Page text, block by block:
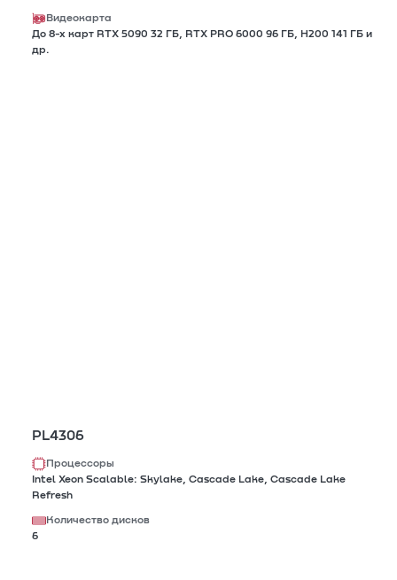
Видеокарта
До 8-х карт RTX 5090 32 ГБ, RTX PRO 6000 96 ГБ, H200 141 ГБ и
др.
PL4306
Процессоры
Intel Xeon Scalable: Skylake, Cascade Lake, Cascade Lake
Refresh
Количество дисков
6